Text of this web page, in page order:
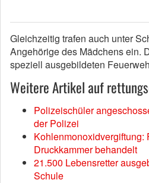
Gleichzeitig trafen auch unter
Angehörige des Mädchens ein.
speziell ausgebildeten
Weitere Artikel auf
Polizeischüler
der Polizei
Kohlenmonoxidvergiftung:
Druckkammer behandelt
21.500 Lebensretter
Schule